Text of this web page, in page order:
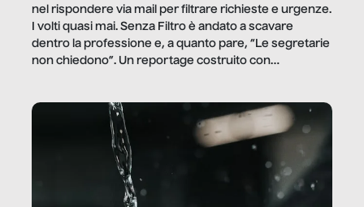
nel rispondere via mail per filtrare richieste e urgenze.
I volti quasi mai. Senza Filtro è andato a scavare
dentro la professione e, a quanto pare, “Le segretarie
non chiedono”. Un reportage costruito con